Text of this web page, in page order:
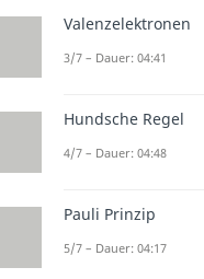
Valenzelektronen
3/7 – Dauer: 04:41
Hundsche Regel
4/7 – Dauer: 04:48
Pauli Prinzip
5/7 – Dauer: 04:17